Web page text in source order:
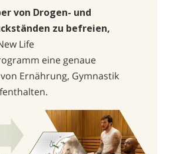
von Drogen- und
zu befreien,
Life
eine genaue
Ernährung, Gymnastik